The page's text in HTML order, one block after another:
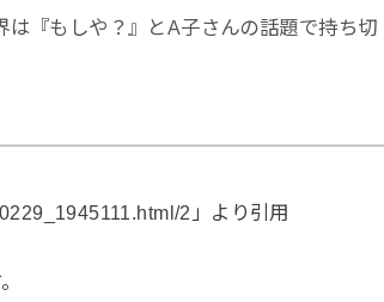
『もしや？』とA子さんの話題で持ち切
2」より引用